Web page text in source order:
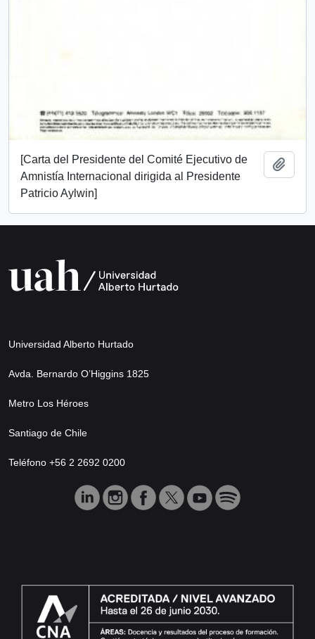
[Carta del Presidente del Comité Ejecutivo de
Amnistía Internacional dirigida al Presidente
Patricio Aylwin]
Universidad Alberto Hurtado
Avda. Bernardo O’Higgins 1825
Metro Los Héroes
Santiago de Chile
Teléfono +56 2 2692 0200